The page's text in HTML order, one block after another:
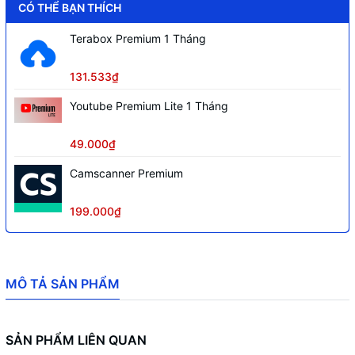
Kết Nối USB 2.0 (Có dây)
Độ phân giải
Switch Huano switch, độ bền 5 triệu lần nhấn
Độ dài dây
Tương thích hệ điều
hành
Windows 98 / 2000 / ME / NT / XP /
CÓ THỂ BẠN THÍCH
Terabox Premium 1 Tháng
131.533₫
Youtube Premium Lite 1 Tháng
49.000₫
Camscanner Premium
199.000₫
MÔ TẢ SẢN PHẨM
SẢN PHẨM LIÊN QUAN